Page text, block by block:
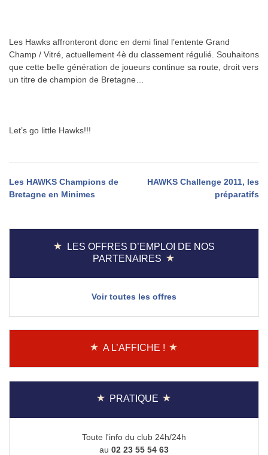
Les Hawks affronteront donc en demi final l’entente Grand
Champ / Vitré, actuellement 4è du classement régulié. Souhaitons
que cette belle génération de joueurs continue sa route, droit vers
un titre de champion de Bretagne…
Let’s go little Hawks!!!
Navigation
l’article
Les HAWKS Champions de
Bretagne en Minimes
HAWKS Challenge 2011, les
préparatifs
LES OFFRES D’EMPLOI DE NOS
PARTENAIRES
Voir toutes les offres
A L’AFFICHE !
PRATIQUE
Toute l'info du club 24h/24h
au 02 23 55 54 63